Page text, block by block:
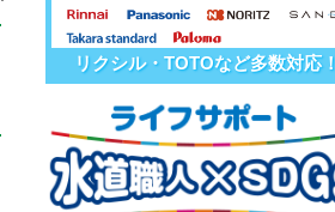
リクシル・TOTOなど多数対応！